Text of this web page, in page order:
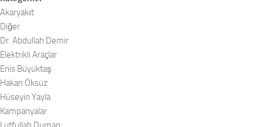
Akaryakıt
Diğer
Dr. Abdullah Demir
Elektrikli Araçlar
Enis Büyüktaş
Hakan Öksüz
Hüseyin Yayla
Kampanyalar